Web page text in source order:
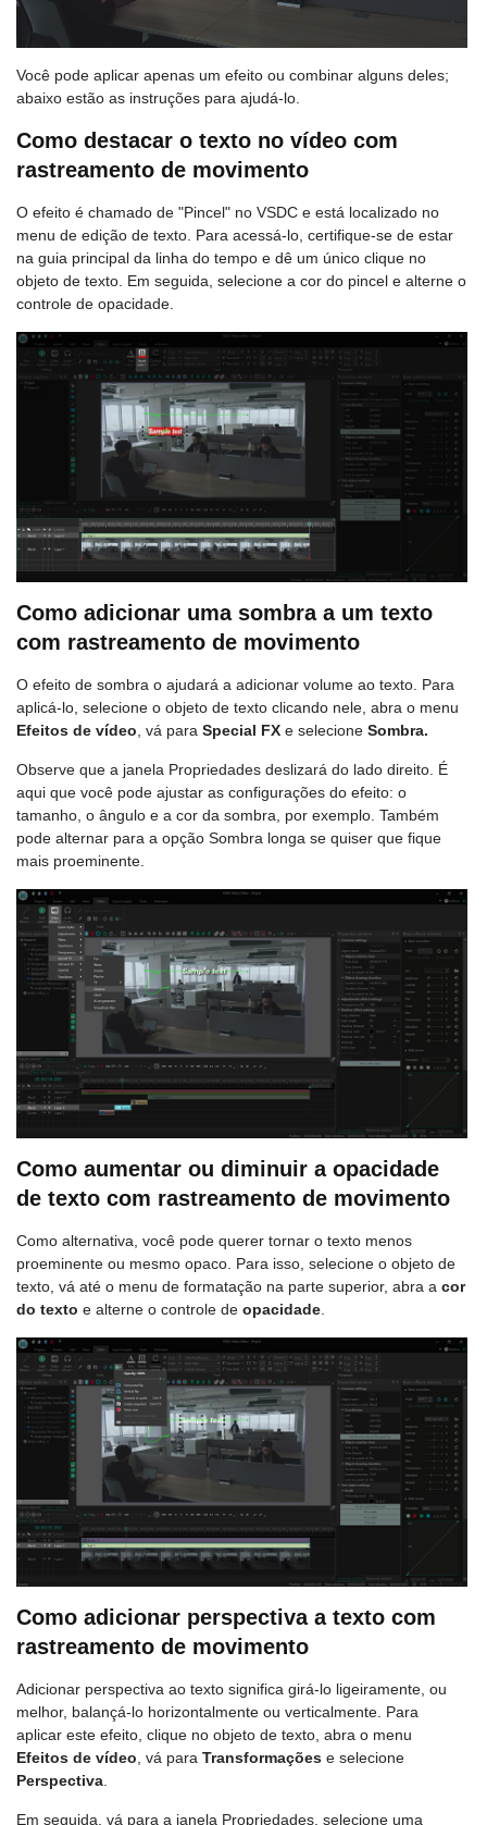
Você pode aplicar apenas um efeito ou combinar alguns deles;
abaixo estão as instruções para ajudá-lo.
Como destacar o texto no vídeo com
rastreamento de movimento
O efeito é chamado de "Pincel" no VSDC e está localizado no
menu de edição de texto. Para acessá-lo, certifique-se de estar
na guia principal da linha do tempo e dê um único clique no
objeto de texto. Em seguida, selecione a cor do pincel e alterne o
controle de opacidade.
Como adicionar uma sombra a um texto
com rastreamento de movimento
O efeito de sombra o ajudará a adicionar volume ao texto. Para
aplicá-lo, selecione o objeto de texto clicando nele, abra o menu
Efeitos de vídeo , vá para Special FX e selecione Sombra.
Observe que a janela Propriedades deslizará do lado direito. É
aqui que você pode ajustar as configurações do efeito: o
tamanho, o ângulo e a cor da sombra, por exemplo. Também
pode alternar para a opção Sombra longa se quiser que fique
mais proeminente.
Como aumentar ou diminuir a opacidade
de texto com rastreamento de movimento
Como alternativa, você pode querer tornar o texto menos
proeminente ou mesmo opaco. Para isso, selecione o objeto de
texto, vá até o menu de formatação na parte superior, abra a cor
do texto e alterne o controle de opacidade
Como adicionar perspectiva a texto com
rastreamento de movimento
Adicionar perspectiva ao texto significa girá-lo ligeiramente, ou
melhor, balançá-lo horizontalmente ou verticalmente. Para
aplicar este efeito, clique no objeto de texto, abra o menu
Efeitos de vídeo, vá para Transformações e selecione
Perspectiva.
Em seguida, vá para a janela Propriedades, selecione uma